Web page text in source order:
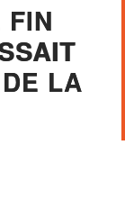
FIN
LA